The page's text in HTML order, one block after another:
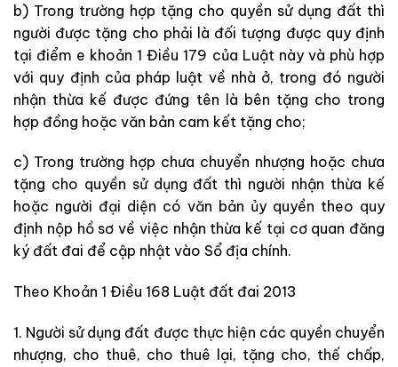
b) Trong trường hợp tặng cho quyền sử dụng đất thì
người được tặng cho phải là đối tượng được quy định
tại điểm e khoản 1 Điều 179 của Luật này và phù hợp
với quy định của pháp luật về nhà ở, trong đó người
nhận thừa kế được đứng tên là bên tặng cho trong
hợp đồng hoặc văn bản cam kết tặng cho;
c) Trong trường hợp chưa chuyển nhượng hoặc chưa
tặng cho quyền sử dụng đất thì người nhận thừa kế
hoặc người đại diện có văn bản ủy quyền theo quy
định nộp hồ sơ về việc nhận thừa kế tại cơ quan đăng
ký đất đai để cập nhật vào Sổ địa chính.
Theo Khoản 1 Điều 168 Luật đất đai 2013
1. Người sử dụng đất được thực hiện các quyền chuyển
nhượng, cho thuê, cho thuê lại, tặng cho, thế chấp,